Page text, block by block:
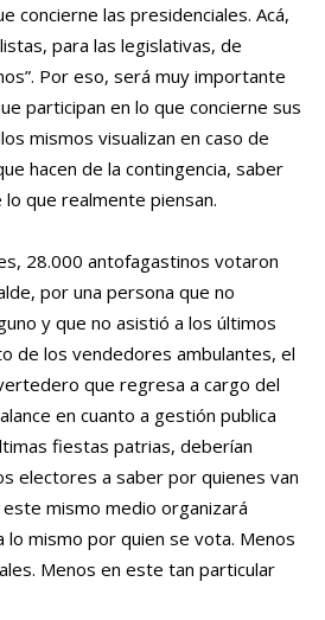
concierne las presidenciales. Acá,
para las legislativas, de
Por eso, será muy importante
participan en lo que concierne sus
mismos visualizan en caso de
hacen de la contingencia, saber
que realmente piensan.
28.000 antofagastinos votaron
por una persona que no
y que no asistió a los últimos
de los vendedores ambulantes, el
que regresa a cargo del
en cuanto a gestión publica
fiestas patrias, deberían
electores a saber por quienes van
mismo medio organizará
lo mismo por quien se vota. Menos
Menos en este tan particular